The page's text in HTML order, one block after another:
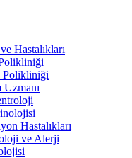
Hastalıkları
Polikliniği
Hastalıkları
ve Alerji